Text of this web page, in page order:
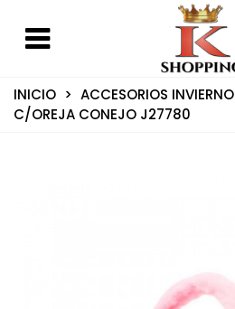
INICIO > ACCESORIOS INVIERNO
C/OREJA CONEJO J27780